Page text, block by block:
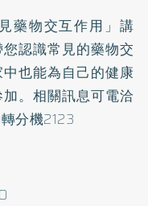
藥物交互作用」講
認識常見的藥物交
也能為自己的健康
。相關訊息可電洽
分機2123